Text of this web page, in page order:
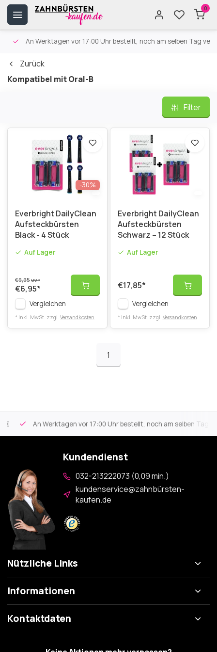
0
An Werktagen vor 17:00 Uhr bestellt, noch am selben Tag
Zurück
Kompatibel mit Oral-B
Filter
-30%
Everbright DailyClean
Aufsteckbürsten
Black - 4 Stück
Auf Lager
€9,95UVP
€6,95*
Vergleichen
* Inkl. MwSt. zzgl. Versandkosten
Everbright DailyClean
Aufsteckbürsten
Schwarz – 12 Stück
Auf Lager
€17,85*
Vergleichen
* Inkl. MwSt. zzgl. Versandkosten
1
An Werktagen vor 17:00 Uhr bestellt, noch am selben Tag
Kundendienst
032-213222073 (0,09 min.)
kundenservice@zahnbürsten-
kaufen.de
Nützliche Links
Informationen
Kontaktdaten